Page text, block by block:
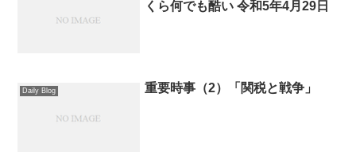
くら何でも酷い 令和5年4月29日
Daily Blog 重要時事（2）「関税と戦争」